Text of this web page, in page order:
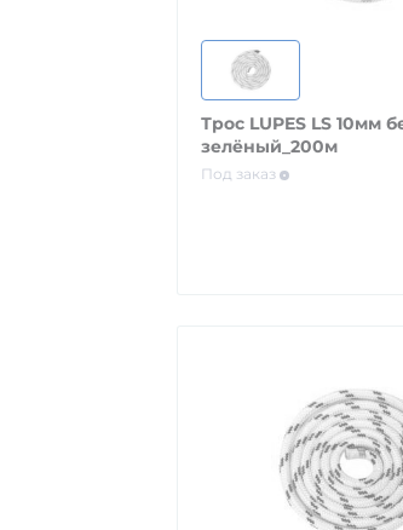
Трос LUPES LS 10мм
зелёный_200м
Под заказ